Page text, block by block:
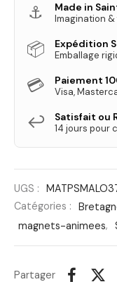
⚓ Made in
Imagination
📦 Expédition
Emballage
💳 Paiement
Visa,
↩️ Satisfait ou
14 jours pour
UGS :
Catégories :
magnets-animees,
Partager